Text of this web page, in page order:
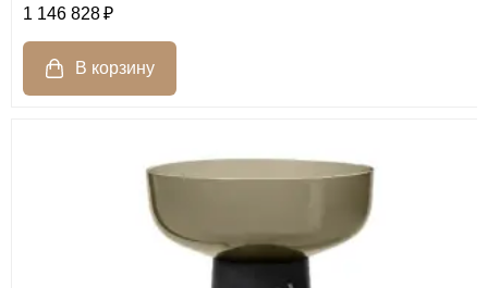
1 146 828